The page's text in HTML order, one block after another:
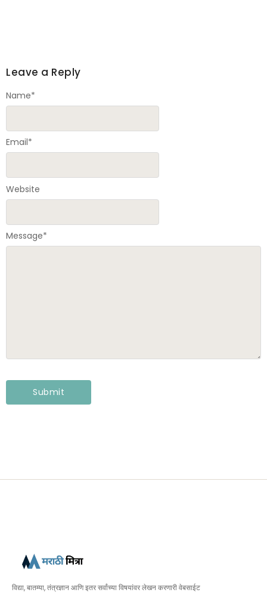
Leave a Reply
Message*
Name*
Email*
Website
विद्या, बातम्या, तंत्रज्ञान आणि इतर सर्वांच्या विषयांवर लेखन करणारी वेबसाईट